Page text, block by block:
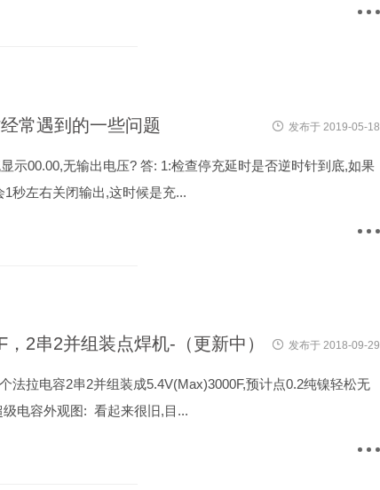
常遇到的一些问题 发布于 2019-05-18
示00.00,无输出电压? 答: 1:检查停充延时是否逆时针到底,如果
秒左右关闭输出,这时候是充...
2串2并组装点焊机-（更新中） 发布于 2018-09-29
法拉电容2串2并组装成5.4V(Max)3000F,预计点0.2纯镍轻松无
电容外观图: 看起来很旧,目...